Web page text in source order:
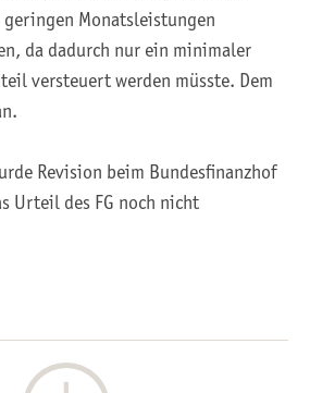
geringen Monatsleistungen
da dadurch nur ein minimaler
versteuert werden müsste. Dem
Revision beim Bundesfinanzhof
Urteil des FG noch nicht